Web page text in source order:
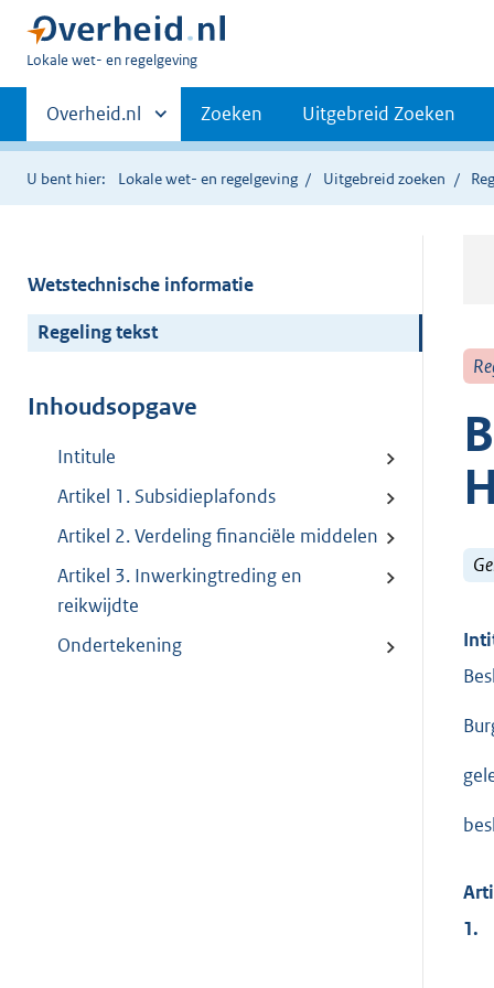
U
hier:
Lokale wet- en regelgeving
Primaire
navigatie
Andere
sites
binnen
Overheid.nl Zoeken Uitgebreid Zoeken
U bent hier: Lokale wet- en regelgeving Uitgebreid zoeken
Wetstechnische informatie
Regeling tekst
Inhoudsopgave
Intitule
Artikel 1. Subsidieplafonds
Artikel 2. Verdeling financiële middelen
Artikel 3. Inwerkingtreding en
reikwijdte
Ondertekening
1.